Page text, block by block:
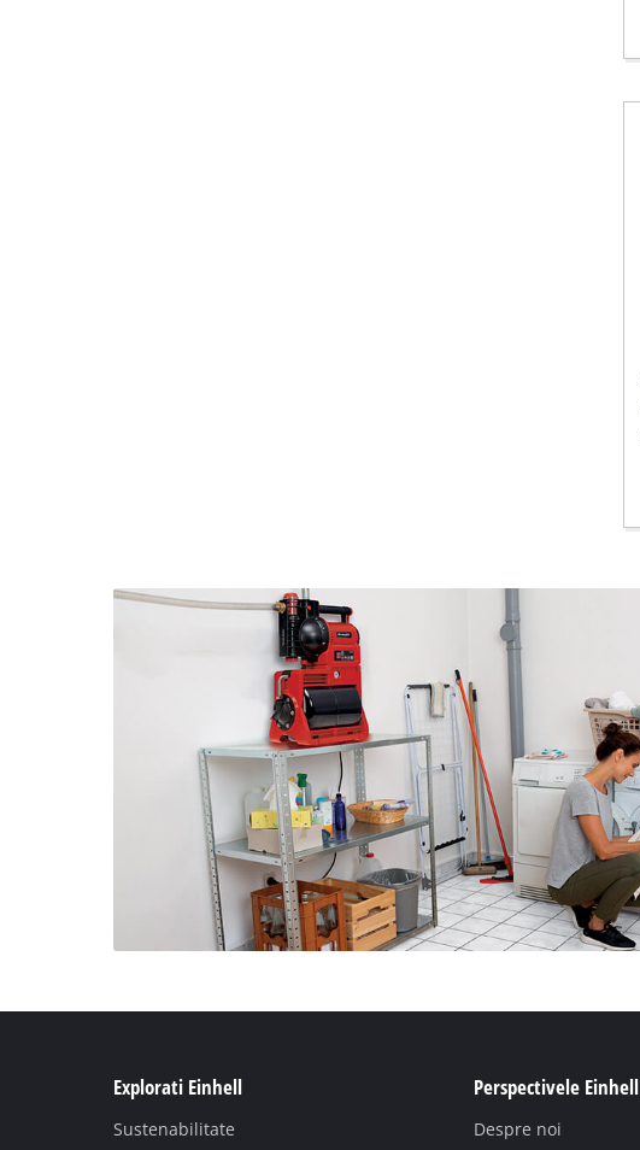
Explorati Einhell
Sustenabilitate
Perspectivele Einhell
Despre noi